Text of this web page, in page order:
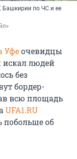
Башкирии по ЧС и ее
Уфеочевидцы
искал людей
без
бордер-
всю площадь
UFA1.RU
побольше об